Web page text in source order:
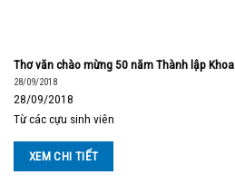
Thơ văn chào mừng 50 năm Thành lập Khoa
28/09/2018
28/09/2018
Từ các cựu sinh viên
XEM CHI TIẾT